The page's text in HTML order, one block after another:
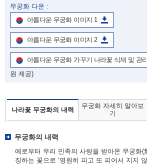
무궁화 다운 :
아름다운 무궁화 이미지 1
아름다운 무궁화 이미지 2
아름다운 무궁화 가꾸기 나라꽃 식재 및 관리
원 제공)
나라꽃 무궁화의 내력
무궁화 자세히 알아보
기
무궁화의 내력
예로부터 우리 민족의 사랑을 받아온 무궁화(
징하는 꽃으로 ‘영원히 피고 또 피어서 지지